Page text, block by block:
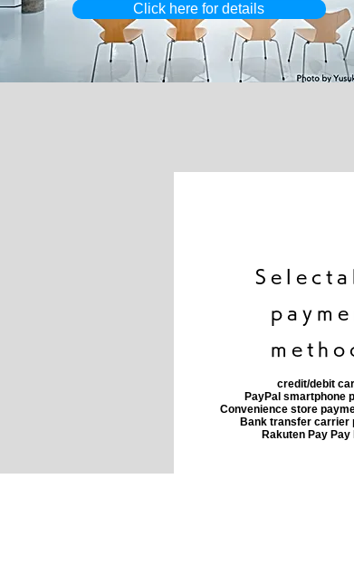
Click here for details
credit/debit
PayPal smartphone
​Convenience store
​Bank transfer carrier
​Rakuten Pay Pay